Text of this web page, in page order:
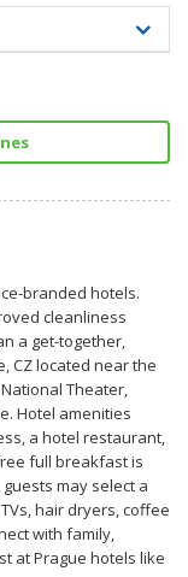
branded hotels.
cleanliness
a get-together,
CZ located near the
Theater,
Hotel amenities
a hotel restaurant,
full breakfast is
may select a
hair dryers, coffee
with family,
at Prague hotels like